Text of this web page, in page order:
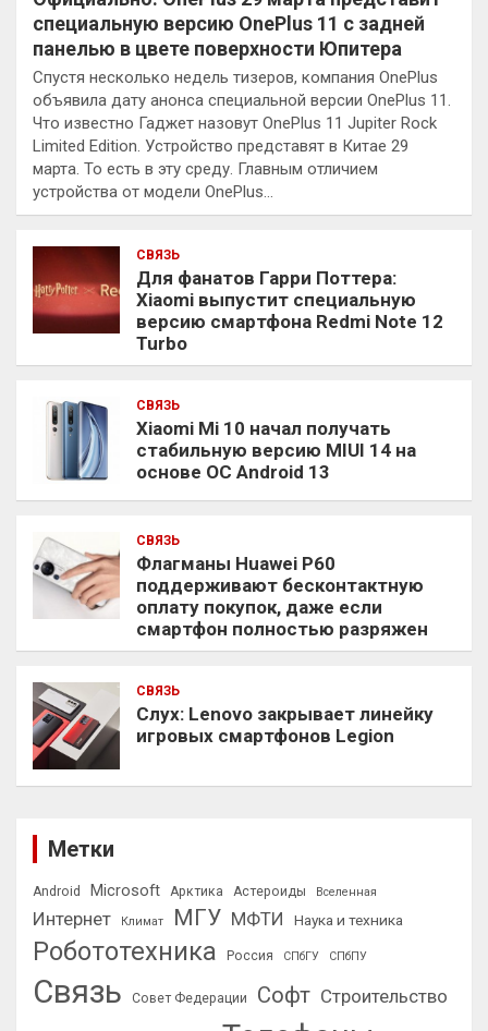
специальную версию OnePlus 11 с задней
панелью в цвете поверхности Юпитера
Спустя несколько недель тизеров, компания OnePlus
объявила дату анонса специальной версии OnePlus 11.
Что известно Гаджет назовут OnePlus 11 Jupiter Rock
Limited Edition. Устройство представят в Китае 29
марта. То есть в эту среду. Главным отличием
устройства от модели OnePlus…
СВЯЗЬ
Для фанатов Гарри Поттера:
Xiaomi выпустит специальную
версию смартфона Redmi Note 12
Turbo
СВЯЗЬ
Xiaomi Mi 10 начал получать
стабильную версию MIUI 14 на
основе ОС Android 13
СВЯЗЬ
Флагманы Huawei P60
поддерживают бесконтактную
оплату покупок, даже если
смартфон полностью разряжен
СВЯЗЬ
Слух: Lenovo закрывает линейку
игровых смартфонов Legion
Метки
Android Microsoft Арктика Астероиды Вселенная
Интернет Климат МГУ МФТИ Наука и техника
Робототехника Россия СПбГУ СПбПУ
Связь Совет Федерации Софт Строительство